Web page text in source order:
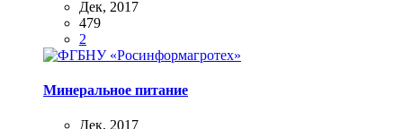
Дек, 2017
479
2
Минеральное питание
Дек, 2017